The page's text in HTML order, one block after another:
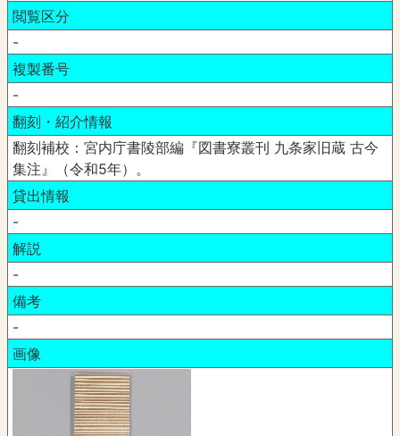
閲覧区分
-
複製番号
-
翻刻・紹介情報
翻刻補校：宮内庁書陵部編『図書寮叢刊 九条家旧蔵 古今
集注』（令和5年）。
貸出情報
-
解説
-
備考
-
画像